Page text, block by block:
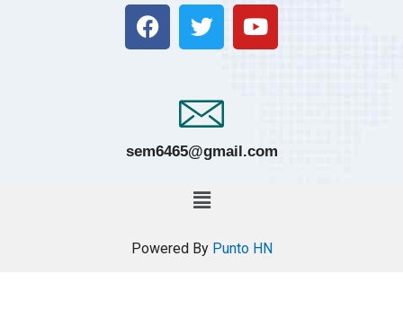
sem6465@gmail.com
Powered By Punto HN